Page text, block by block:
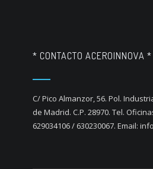
* CONTACTO ACEROINNOVA *
C/ Pico Almanzor, 56. Pol.
de Madrid. C.P. 28970. Tel.
629034106 / 630230067. Email: